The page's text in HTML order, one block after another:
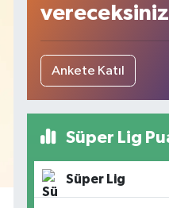
Ankete Katıl
Süper Lig
Süper Lig